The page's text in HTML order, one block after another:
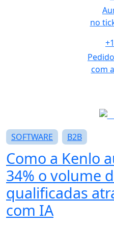
no
com
SOFTWARE B2B
Como a Kenlo
34% o volume
qualificadas
com IA